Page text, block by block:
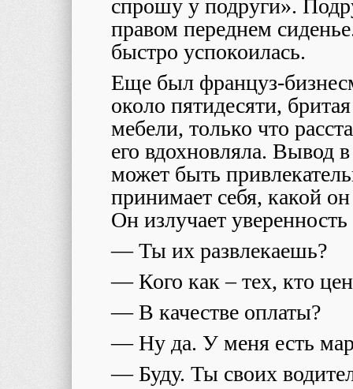
спрошу у подруги».
правом переднем
быстро успокоилась.
Еще был француз-
около пятидесяти,
мебели, только что
его вдохновляла. Вывод
может быть
принимает себя, какой
Он излучает
— Ты их развлекаешь?
— Кого как – тех, кто
— В качестве оплаты?
— Ну да. У меня есть
— Буду. Ты своих